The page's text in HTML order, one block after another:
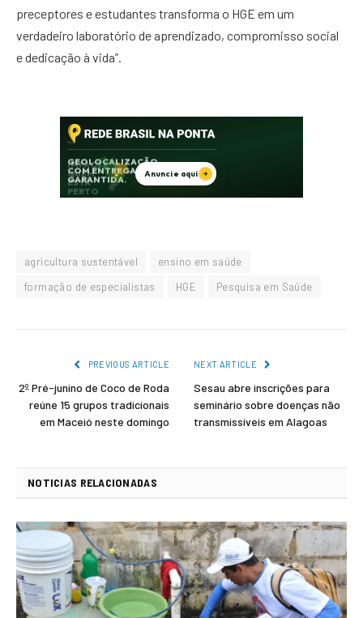
preceptores e estudantes transforma o HGE em um
verdadeiro laboratório de aprendizado, compromisso social
e dedicação à vida”.
agricultura sustentável
ensino em saúde
formação de especialistas
HGE Pesquisa em Saúde
PREVIOUS ARTICLE
2º Pré-junino de Coco de Roda
reúne 15 grupos tradicionais
em Maceió neste domingo
NEXT ARTICLE
Sesau abre inscrições para
seminário sobre doenças não
transmissíveis em Alagoas
NOTICIAS RELACIONADAS